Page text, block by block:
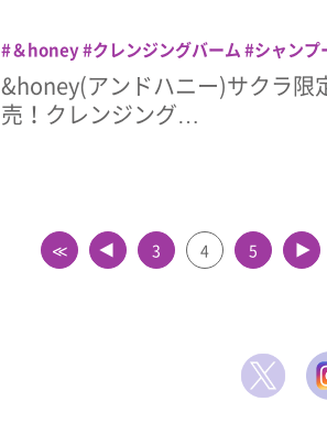
＆honey クレンジングバーム シャンプ
ヘアケア
桜コスメ
&honey(アンドハニー)サクラ限
売！クレンジング…
≪ ▲ 3 4 5 ▲